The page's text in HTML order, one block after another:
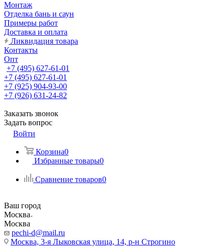
Монтаж
Отделка бань и саун
Примеры работ
Доставка и оплата
Ликвидация товара
Контакты
Опт
+7 (495) 627-61-01
+7 (495) 627-61-01
+7 (925) 904-93-00
+7 (926) 631-24-82
Заказать звонок
Задать вопрос
Войти
Корзина0
Избранные товары0
Сравнение товаров0
Ваш город
Москва
Москва
pechi-d@mail.ru
Москва, 3-я Лыковская улица, 14, р-н Строгино